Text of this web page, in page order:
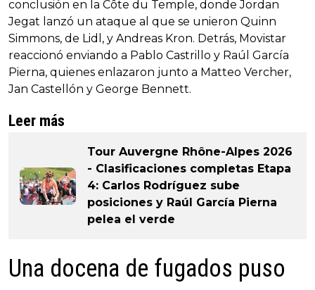
conclusión en la Côte du Temple, donde Jordan
Jegat lanzó un ataque al que se unieron Quinn
Simmons, de Lidl, y Andreas Kron. Detrás, Movistar
reaccionó enviando a Pablo Castrillo y Raúl García
Pierna, quienes enlazaron junto a Matteo Vercher,
Jan Castellón y George Bennett.
Leer más
Tour Auvergne Rhône-Alpes 2026
- Clasificaciones completas Etapa
4: Carlos Rodríguez sube
posiciones y Raúl García Pierna
pelea el verde
Una docena de fugados puso